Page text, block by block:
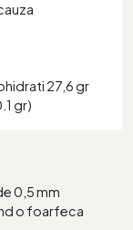
27,6 gr
gr)
0,5 mm
o foarfeca